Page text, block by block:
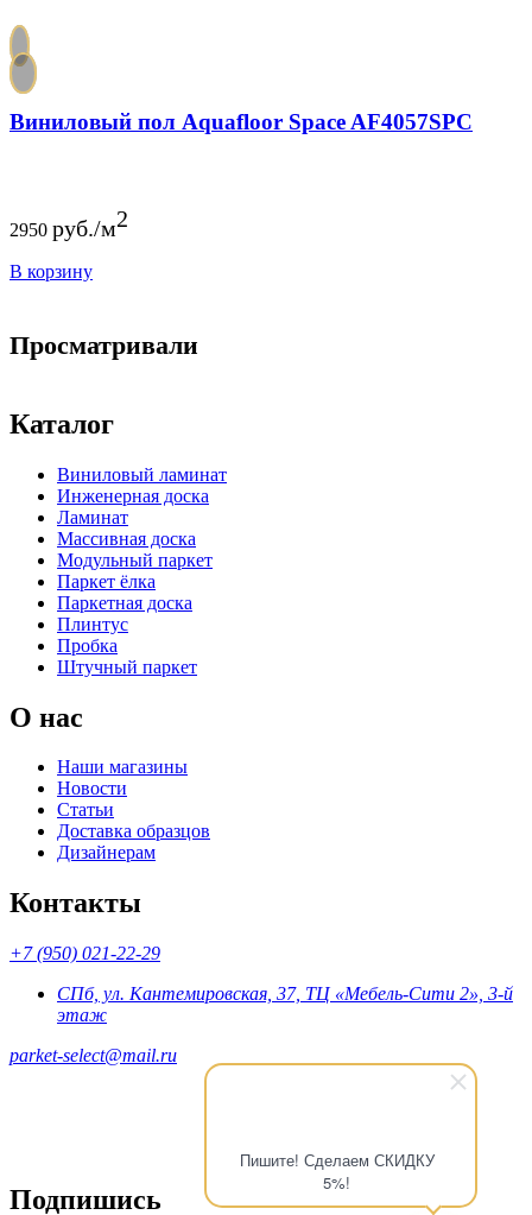
Пишите! Сделаем СКИДКУ
5%!
Виниловый пол Aquafloor Space AF4057SPC
2950 руб./м2
В корзину
Просматривали
Каталог
Виниловый ламинат
Инженерная доска
Ламинат
Массивная доска
Модульный паркет
Паркет ёлка
Паркетная доска
Плинтус
Пробка
Штучный паркет
О нас
Наши магазины
Новости
Статьи
Доставка образцов
Дизайнерам
Контакты
+7 (950) 021-22-29
СПб, ул. Кантемировская, 37, ТЦ «Мебель-Сити 2», 3-й
этаж
parket-select@mail.ru
Подпишись